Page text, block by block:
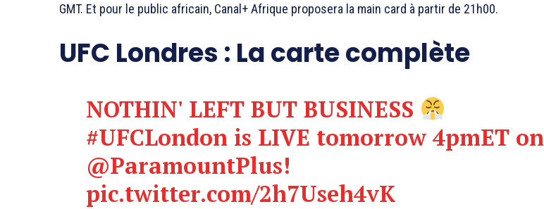
GMT. Et pour le public africain, Canal+ Afrique proposera la main card à partir de 21h00.
UFC Londres : La carte complète
NOTHIN' LEFT BUT BUSINESS
#UFCLondon is LIVE tomorrow 4pmET on
@ParamountPlus!
pic.twitter.com/2h7Useh4vK